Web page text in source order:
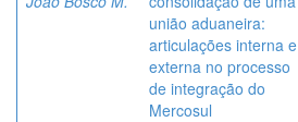
união aduaneira:
articulações interna e
externa no processo
de integração do
Mercosul